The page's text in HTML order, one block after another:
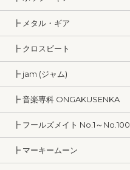
┣ メタル・ギア
┣ クロスビート
┣ jam (ジャム)
┣ 音楽専科 ONGAKUSENKA
┣ フールズメイト No.1～No.100
┣ マーキームーン